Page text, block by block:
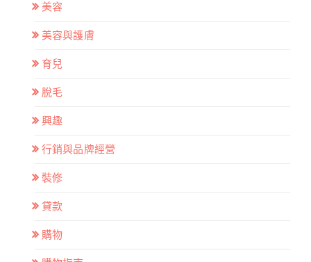
美容
美容與護膚
育兒
脫毛
興趣
行銷與品牌經營
裝修
貸款
購物